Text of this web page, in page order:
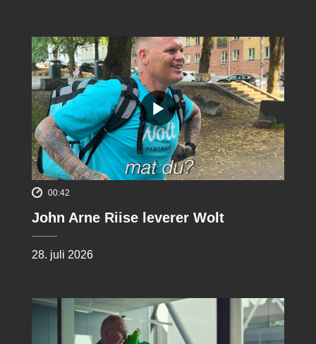
00:42
John Arne Riise leverer Wolt
28. juli 2026